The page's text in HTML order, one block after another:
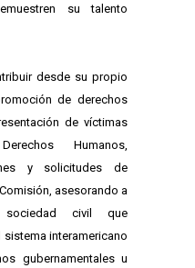
su talento
desde su propio
de derechos
de víctimas
Humanos,
y solicitudes de
asesorando a
civil que
interamericano
gubernamentales u